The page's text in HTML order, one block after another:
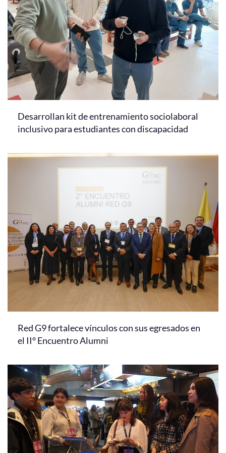
Desarrollan kit de entrenamiento sociolaboral
inclusivo para estudiantes con discapacidad
Red G9 fortalece vínculos con sus egresados en
el II° Encuentro Alumni